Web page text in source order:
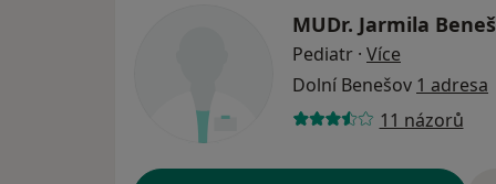
MUDr. Jarmila
Pediatr · Více
Dolní Benešov 1 adresa
11 názorů